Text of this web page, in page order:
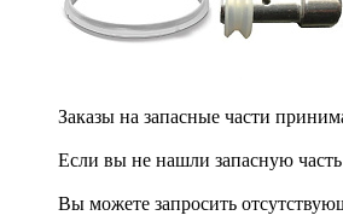
Заказы на запасные части
Если вы не нашли запасную часть
Вы можете запросить